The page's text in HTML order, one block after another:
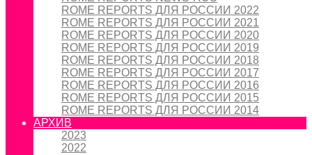
ROME REPORTS ДЛЯ РОССИИ 2022
ROME REPORTS ДЛЯ РОССИИ 2021
ROME REPORTS ДЛЯ РОССИИ 2020
ROME REPORTS ДЛЯ РОССИИ 2019
ROME REPORTS ДЛЯ РОССИИ 2018
ROME REPORTS ДЛЯ РОССИИ 2017
ROME REPORTS ДЛЯ РОССИИ 2016
ROME REPORTS ДЛЯ РОССИИ 2015
ROME REPORTS ДЛЯ РОССИИ 2014
АРХИВ
2023
2022